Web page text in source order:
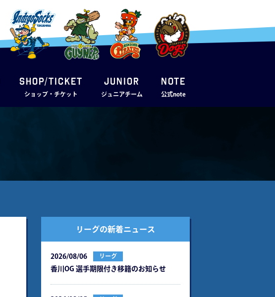
SHOP/TICKET
ショップ・チケット
JUNIOR
ジュニアチーム
note
公式note
リーグの新着ニュース
2026/08/06 リーグ
⾹川OG 選⼿期限付き移籍のお知らせ